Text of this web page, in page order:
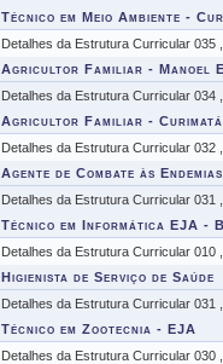
Técnico em Meio Ambiente -
Detalhes da Estrutura Curricular 035
Agricultor Familiar - Manoel
Detalhes da Estrutura Curricular 034
Agricultor Familiar - Curimatá
Detalhes da Estrutura Curricular 032
Agente de Combate às
Detalhes da Estrutura Curricular 031
Técnico em Informática EJA -
Detalhes da Estrutura Curricular 010
Higienista de Serviço de Saúde
Detalhes da Estrutura Curricular 031
Técnico em Zootecnia - EJA
Detalhes da Estrutura Curricular 030